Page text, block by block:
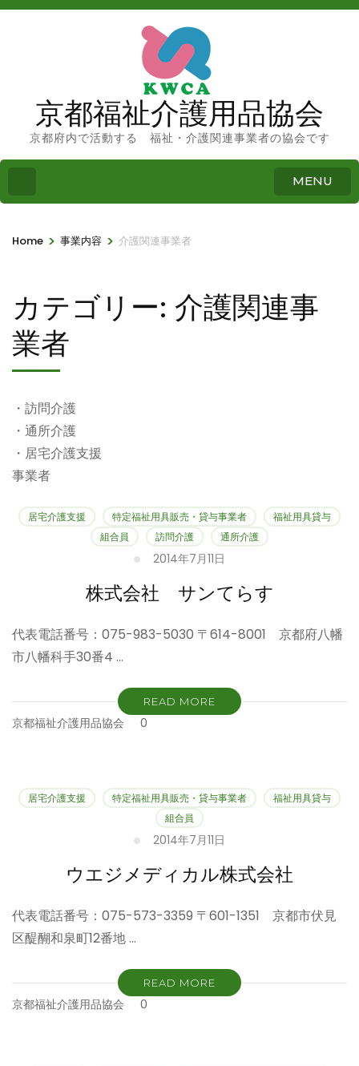
京都福祉介護用品協会
京都府内で活動する 福祉・介護関連事業者の協会です
MENU
Home > 事業内容 > 介護関連事業者
カテゴリー: 介護関連事
業者
・訪問介護
・通所介護
・居宅介護支援
事業者
居宅介護支援 特定福祉用具販売・貸与事業者
福祉用具貸与
組合員
訪問介護 通所介護
2014年7月11日
株式会社 サンてらす
代表電話番号：075-983-5030 〒614-8001 京都府八幡
市八幡科手30番4 …
READ MORE
京都福祉介護用品協会 0
居宅介護支援 特定福祉用具販売・貸与事業者
福祉用具貸与
組合員
2014年7月11日
ウエジメディカル株式会社
代表電話番号：075-573-3359 〒601-1351 京都市伏見
区醍醐和泉町12番地 …
READ MORE
京都福祉介護用品協会 0